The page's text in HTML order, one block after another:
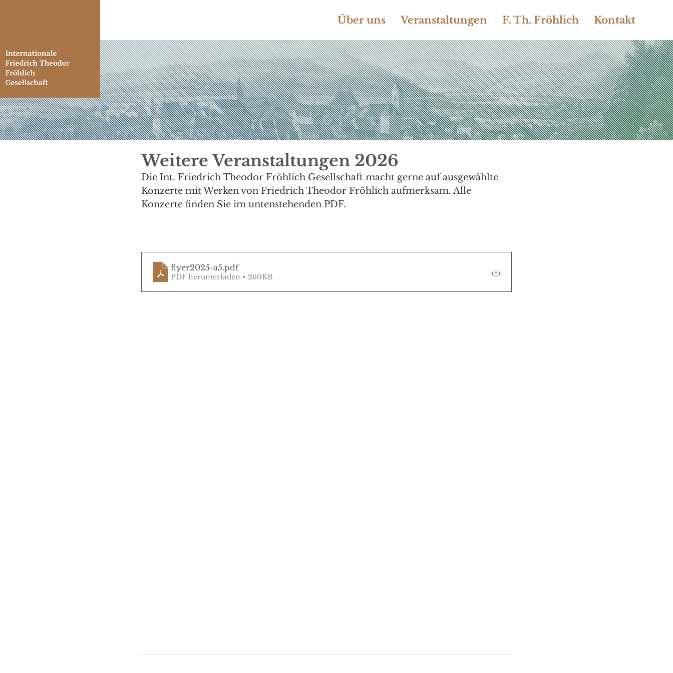
Über uns Veranstaltungen F. Th. Fröhlich Kontakt
Weitere Veranstaltungen 2026
Die Int. Friedrich Theodor Fröhlich Gesellschaft macht gerne auf ausgewählte
Konzerte mit Werken von Friedrich Theodor Fröhlich aufmerksam. Alle
Konzerte finden Sie im untenstehenden PDF.
flyer2025-a5.pdf
PDF herunterladen • 260KB